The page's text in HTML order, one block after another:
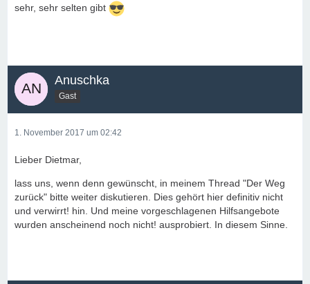
sehr, sehr selten gibt
Anuschka
Gast
1. November 2017 um 02:42
Lieber Dietmar,
lass uns, wenn denn gewünscht, in meinem Thread "Der Weg
zurück" bitte weiter diskutieren. Dies gehört hier definitiv nicht
und verwirrt! hin. Und meine vorgeschlagenen Hilfsangebote
wurden anscheinend noch nicht! ausprobiert. In diesem Sinne.